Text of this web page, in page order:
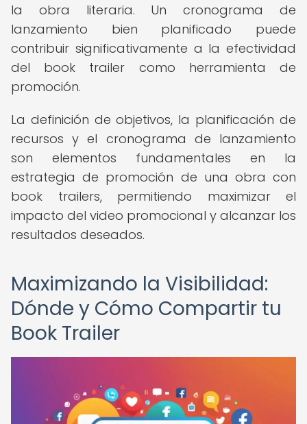
la obra literaria. Un cronograma de
lanzamiento bien planificado puede
contribuir significativamente a la efectividad
del book trailer como herramienta de
promoción.
La definición de objetivos, la planificación de
recursos y el cronograma de lanzamiento
son elementos fundamentales en la
estrategia de promoción de una obra con
book trailers, permitiendo maximizar el
impacto del video promocional y alcanzar los
resultados deseados.
Maximizando la Visibilidad:
Dónde y Cómo Compartir tu
Book Trailer